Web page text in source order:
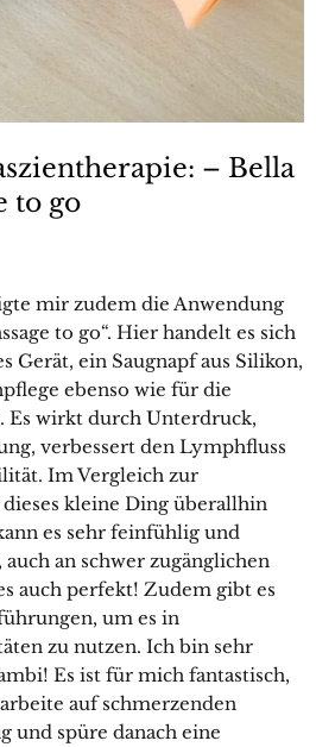
– Bella
to go
mir zudem die Anwendung
to go“. Hier handelt es sich
Gerät, ein Saugnapf aus Silikon,
ebenso wie für die
Es wirkt durch Unterdruck,
verbessert den Lymphfluss
Im Vergleich zur
kleine Ding überallhin
es sehr feinfühlig und
an schwer zugänglichen
auch perfekt! Zudem gibt es
um es in
zu nutzen. Ich bin sehr
Es ist für mich fantastisch,
auf schmerzenden
und spüre danach eine